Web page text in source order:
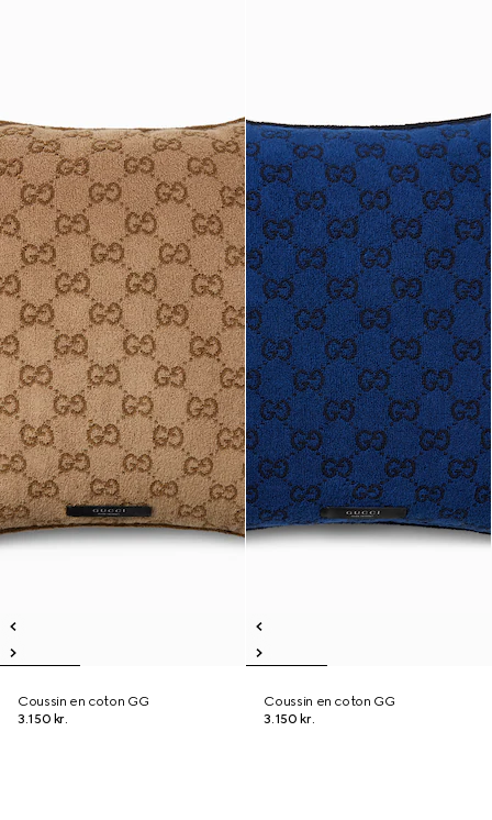
Coussin en coton GG
3.150 kr.
Coussin en coton GG
3.150 kr.